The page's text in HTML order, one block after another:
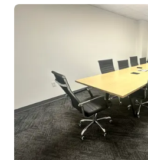
marchés de vendeurs, des
lumière, parfait pour les publicités
contenu pour les réseaux sociaux,